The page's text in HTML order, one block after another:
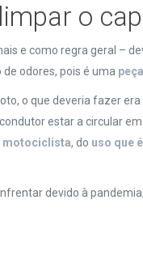
o
e como regra geral –
odores, pois é uma
o que deveria fazer
estar a circular em
motociclista, do uso que
devido à pandemia,